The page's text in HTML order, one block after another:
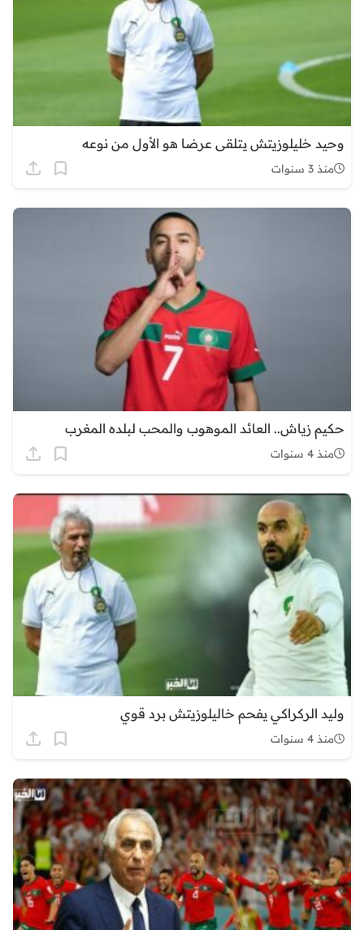
وحيد خليلوزيتش يتلقى عرضا هو الأول من نوعه
منذ 3 سنوات
حكيم زياش.. العائد الموهوب والمحب لبلده المغرب
منذ 4 سنوات
وليد الركراكي يفحم خاليلوزيتش برد قوي
منذ 4 سنوات